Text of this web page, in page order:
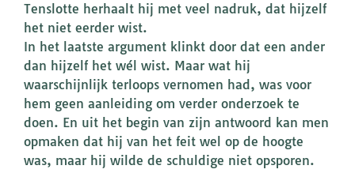
Tenslotte herhaalt hij met veel nadruk, dat hijzelf
het niet eerder wist.
In het laatste argument klinkt door dat een ander
dan hijzelf het wél wist. Maar wat hij
waarschijnlijk terloops vernomen had, was voor
hem geen aanleiding om verder onderzoek te
doen. En uit het begin van zijn antwoord kan men
opmaken dat hij van het feit wel op de hoogte
was, maar hij wilde de schuldige niet opsporen.